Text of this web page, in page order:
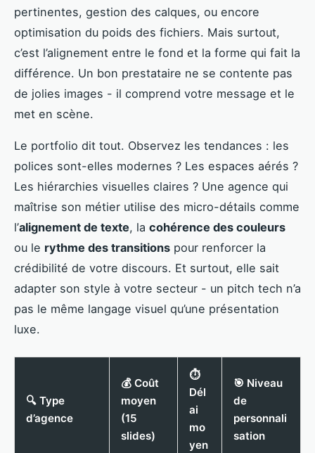
pertinentes, gestion des calques, ou encore
optimisation du poids des fichiers. Mais surtout,
c’est l’alignement entre le fond et la forme qui fait la
différence. Un bon prestataire ne se contente pas
de jolies images - il comprend votre message et le
met en scène.
Le portfolio dit tout. Observez les tendances : les
polices sont-elles modernes ? Les espaces aérés ?
Les hiérarchies visuelles claires ? Une agence qui
maîtrise son métier utilise des micro-détails comme
l’alignement de texte, la cohérence des couleurs
ou le rythme des transitions pour renforcer la
crédibilité de votre discours. Et surtout, elle sait
adapter son style à votre secteur - un pitch tech n’a
pas le même langage visuel qu’une présentation
luxe.
🔍 Type
d’agence
💰 Coût
moyen
(15
slides)
⏱️
Dél
ai
mo
yen
🎯 Niveau
de
personnali
sation